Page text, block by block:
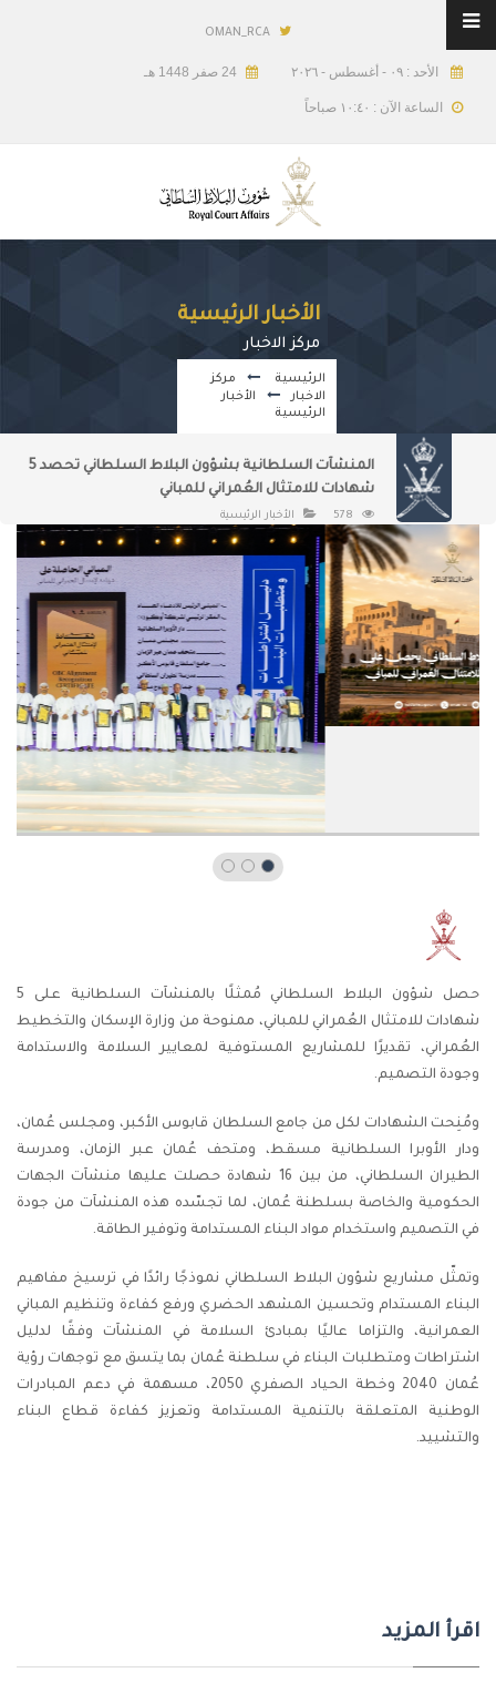
OMAN_RCA
الأحد : ٠٩ - أغسطس - ٢٠٢٦ 24 صفر 1448 هـ
الساعة الآن : ١٠:٤٠ صباحاً
الأخبار الرئيسية
مركز الاخبار
الرئيسية
مركز
الاخبار
الأخبار
الرئيسية
المنشآت السلطانية بشؤون البلاط السلطاني تحصد 5
شهادات للامتثال العُمراني للمباني
578 الأخبار الرئيسية
حصل شؤون البلاط السلطاني مُمثلًا بالمنشآت السلطانية على 5
شهادات للامتثال العُمراني للمباني، ممنوحة من وزارة الإسكان والتخطيط
العُمراني، تقديرًا للمشاريع المستوفية لمعايير السلامة والاستدامة
وجودة التصميم.
ومُنِحت الشهادات لكل من جامع السلطان قابوس الأكبر، ومجلس عُمان،
ودار الأوبرا السلطانية مسقط، ومتحف عُمان عبر الزمان، ومدرسة
الطيران السلطاني، من بين 16 شهادة حصلت عليها منشآت الجهات
الحكومية والخاصة بسلطنة عُمان، لما تجسّده هذه المنشآت من جودة
في التصميم واستخدام مواد البناء المستدامة وتوفير الطاقة.
وتمثّل مشاريع شؤون البلاط السلطاني نموذجًا رائدًا في ترسيخ مفاهيم
البناء المستدام وتحسين المشهد الحضري ورفع كفاءة وتنظيم المباني
العمرانية، والتزاما عاليًا بمبادئ السلامة في المنشآت وفقًا لدليل
اشتراطات ومتطلبات البناء في سلطنة عُمان بما يتسق مع توجهات رؤية
عُمان 2040 وخطة الحياد الصفري 2050، مسهمة في دعم المبادرات
الوطنية المتعلقة بالتنمية المستدامة وتعزيز كفاءة قطاع البناء
والتشييد.
اقرأ المزيد